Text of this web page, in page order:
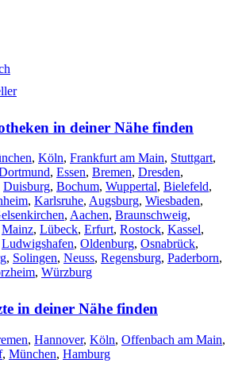
in deiner Nähe finden
, Köln, Frankfurt am Main, Stuttgart,
, Essen, Bremen, Dresden,
Duisburg, Bochum, Wuppertal, Bielefeld,
, Karlsruhe, Augsburg, Wiesbaden,
, Aachen, Braunschweig,
Mainz, Lübeck, Erfurt, Rostock, Kassel,
Ludwigshafen, Oldenburg, Osnabrück,
, Solingen, Neuss, Regensburg, Paderborn,
, Würzburg
in deiner Nähe finden
, Hannover, Köln, Offenbach am Main,
, München, Hamburg